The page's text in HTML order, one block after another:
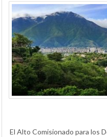
El Alto Comisionado para los